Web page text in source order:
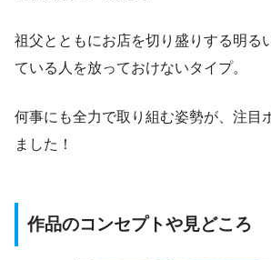
祖父とともにお店を切り盛りする明る
ている人を放っておけないタイプ。
何事にも全力で取り組む姿勢が、注目
ました！
作品のコンセプトや見どころ